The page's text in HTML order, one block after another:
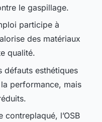
le gaspillage.
participe à
des matériaux
qualité.
défauts esthétiques
performance, mais
contreplaqué, l’OSB